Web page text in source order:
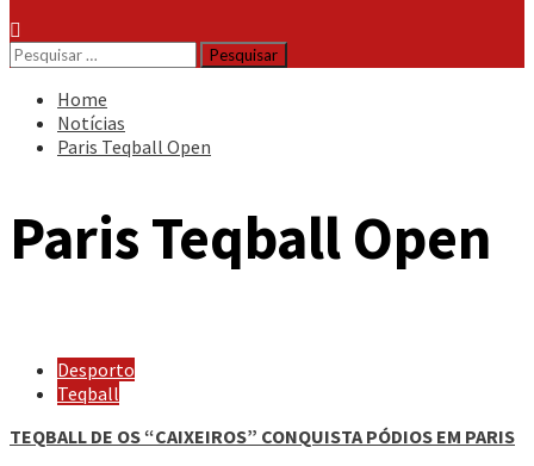
Pesquisar
por:
Home
Notícias
Paris Teqball Open
Paris Teqball Open
Desporto
Teqball
TEQBALL DE OS “CAIXEIROS” CONQUISTA PÓDIOS EM PARIS